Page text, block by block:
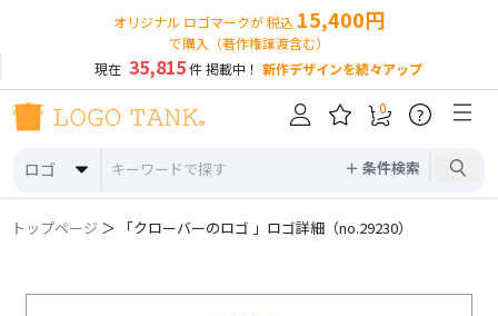
オリジナル ロゴマークが 税込 15,400円
で購入（著作権譲渡含む）
現在 35,815件 掲載中！ 新作デザインを続々アップ
ロゴ ＋ 条件検索
0 ?
トップページ ＞ 「クローバーのロゴ 」ロゴ詳細（no.29230）